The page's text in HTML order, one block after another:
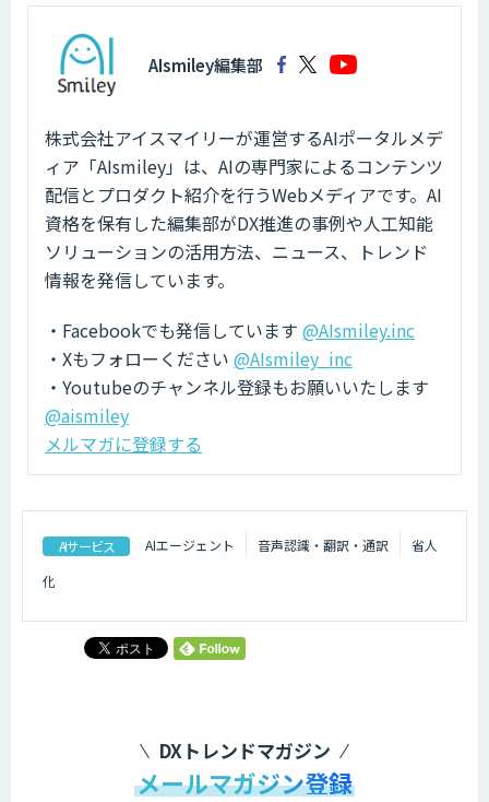
AIsmiley編集部
株式会社アイスマイリーが運営するAIポータルメデ
ィア「AIsmiley」は、AIの専門家によるコンテンツ
配信とプロダクト紹介を行うWebメディアです。AI
資格を保有した編集部がDX推進の事例や人工知能
ソリューションの活用方法、ニュース、トレンド
情報を発信しています。
・Facebookでも発信しています @AIsmiley.inc
・Xもフォローください @AIsmiley_inc
・Youtubeのチャンネル登録もお願いいたします
@aismiley
メルマガに登録する
AIサービス AIエージェント 音声認識・翻訳・通訳
省人
化
DXトレンドマガジン
メールマガジン登録